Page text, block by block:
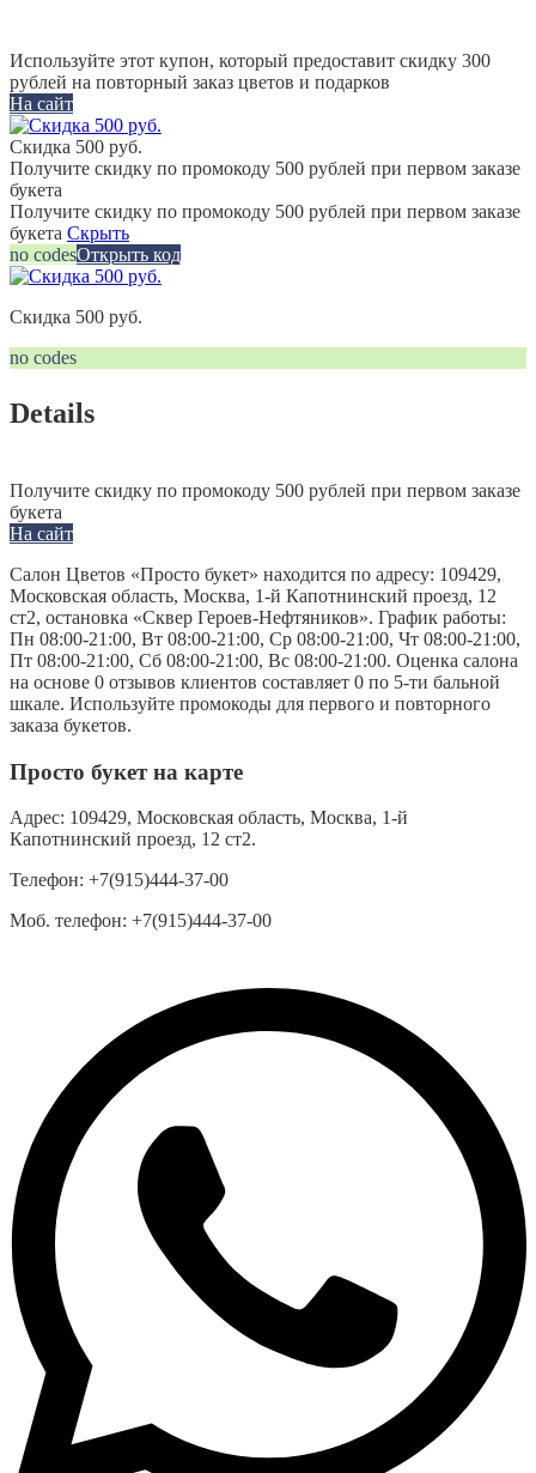
Используйте этот купон, который предоставит скидку 300
рублей на повторный заказ цветов и подарков
На сайт
Скидка 500 руб.
Получите скидку по промокоду 500 рублей при первом заказе
букета
Получите скидку по промокоду 500 рублей при первом заказе
букета Скрыть
no codesОткрыть код
Скидка 500 руб.
no codes
Details
Получите скидку по промокоду 500 рублей при первом заказе
букета
На сайт
Салон Цветов «Просто букет» находится по адресу: 109429,
Московская область, Москва, 1-й Капотнинский проезд, 12
ст2, остановка «Сквер Героев-Нефтяников». График работы:
Пн 08:00-21:00, Вт 08:00-21:00, Ср 08:00-21:00, Чт 08:00-21:00,
Пт 08:00-21:00, Сб 08:00-21:00, Вс 08:00-21:00. Оценка салона
на основе 0 отзывов клиентов составляет 0 по 5-ти бальной
шкале. Используйте промокоды для первого и повторного
заказа букетов.
Просто букет на карте
Адрес: 109429, Московская область, Москва, 1-й
Капотнинский проезд, 12 ст2.
Телефон: +7(915)444-37-00
Моб. телефон: +7(915)444-37-00